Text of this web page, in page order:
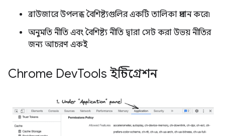
ব্রাউজারে উপলব্ধ বৈশিষ্ট্যগুলির একটি তালিকা প্রদান করে৷
অনুমতি নীতি এবং বৈশিষ্ট্য নীতি দ্বারা সেট করা উভয় নীতির
জন্য আচরণ একই
Chrome DevTools ইন্টিগ্রেশন